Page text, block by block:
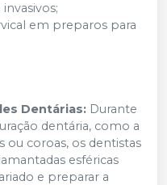
em preparos para
Dentárias: Durante
dentária, como a
ou coroas, os dentistas
esféricas
e preparar a